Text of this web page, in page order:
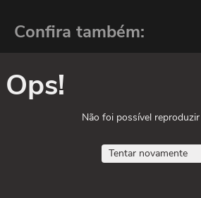
Confira também:
Ops!
Não foi possível
Tentar novamente